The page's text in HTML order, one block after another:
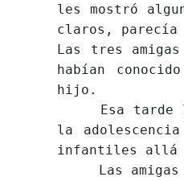
les mostró
claros, parecía
Las tres
habían
hijo.
Esa tarde la
la
infantiles allá
Las amigas